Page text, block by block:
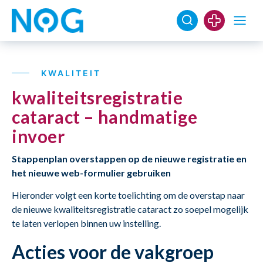
KWALITEIT
kwaliteitsregistratie
cataract – handmatige
invoer
Stappenplan overstappen op de nieuwe registratie en
het nieuwe web-formulier gebruiken
Hieronder volgt een korte toelichting om de overstap naar
de nieuwe kwaliteitsregistratie cataract zo soepel mogelijk
te laten verlopen binnen uw instelling.
Acties voor de vakgroep